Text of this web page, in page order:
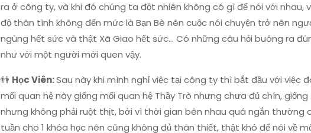
ra ở công ty, và khi đó chúng ta đột nhiên không có gì để nói với nhau,
độ thân tình không đến mức là Bạn Bè nên cuộc nói chuyện trở nên
ngùng hết sức và thật Xã Giao hết sức... Có những câu hỏi buông ra
như với một người mới quen vậy.
👬 Học Viên:Sau này khi mình nghỉ việc tại công ty thì bắt đầu với việc
mối quan hệ này giống mối quan hệ Thầy Trò nhưng chưa đủ chín, giống
nhưng không phải ruột thịt, bởi vì thời gian bên nhau quá ngắn thường
tuần cho 1 khóa học nên cũng không đủ thân thiết, thật khó để nói về